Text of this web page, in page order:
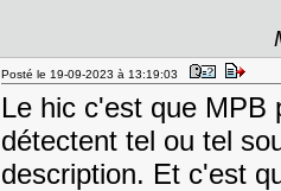
Posté le 19-09-2023 à 13:19:03
Le hic c'est que MPB
détectent tel ou tel
description. Et c'est